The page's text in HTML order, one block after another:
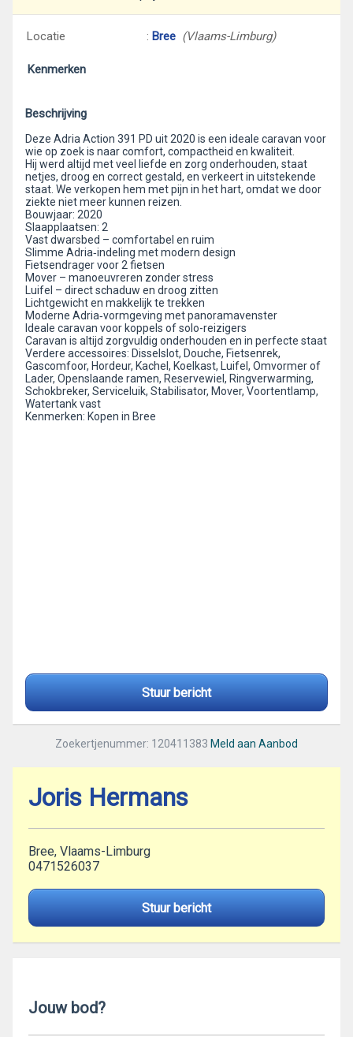
Locatie : Bree (Vlaams-Limburg)
Kenmerken
Beschrijving
Deze Adria Action 391 PD uit 2020 is een ideale caravan voor
wie op zoek is naar comfort, compactheid en kwaliteit.
Hij werd altijd met veel liefde en zorg onderhouden, staat
netjes, droog en correct gestald, en verkeert in uitstekende
staat. We verkopen hem met pijn in het hart, omdat we door
ziekte niet meer kunnen reizen.
Bouwjaar: 2020
Slaapplaatsen: 2
Vast dwarsbed – comfortabel en ruim
Slimme Adria‑indeling met modern design
Fietsendrager voor 2 fietsen
Mover – manoeuvreren zonder stress
Luifel – direct schaduw en droog zitten
Lichtgewicht en makkelijk te trekken
Moderne Adria‑vormgeving met panoramavenster
Ideale caravan voor koppels of solo-reizigers
Caravan is altijd zorgvuldig onderhouden en in perfecte staat
Verdere accessoires: Disselslot, Douche, Fietsenrek,
Gascomfoor, Hordeur, Kachel, Koelkast, Luifel, Omvormer of
Lader, Openslaande ramen, Reservewiel, Ringverwarming,
Schokbreker, Serviceluik, Stabilisator, Mover, Voortentlamp,
Watertank vast
Kenmerken: Kopen in Bree
Stuur bericht
Zoekertjenummer: 120411383 Meld aan Aanbod
Joris Hermans
Bree, Vlaams-Limburg
0471526037
Stuur bericht
Jouw bod?